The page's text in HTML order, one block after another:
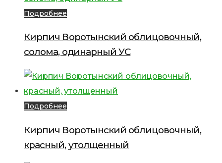
Подробнее
Кирпич Воротынский облицовочный,
солома, одинарный УС
Подробнее
Кирпич Воротынский облицовочный,
красный, утолщенный